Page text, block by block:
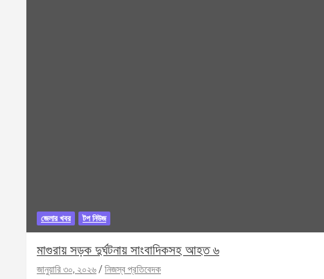
জেলার খবর টপ নিউজ
মাগুরায় সড়ক দুর্ঘটনায় সাংবাদিকসহ আহত ৬
জানুয়ারি ৩০, ২০২৬ নিজস্ব প্রতিবেদক